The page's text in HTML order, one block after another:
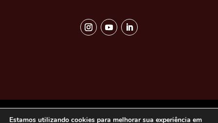
Estamos utilizando cookies para melhorar sua experiência em